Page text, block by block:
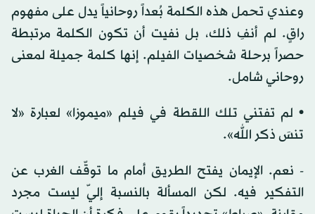
وعندي تحمل هذه الكلمة بُعداً روحانياً يدل على مفهوم
راقٍ. لم أنفِ ذلك، بل نفيت أن تكون الكلمة مرتبطة
حصراً برحلة شخصيات الفيلم. إنها كلمة جميلة لمعنى
روحاني شامل.
• لم تفتني تلك اللقطة في فيلم «ميموزا» لعبارة «لا
تنسَ ذكر الله».
- نعم. الإيمان يفتح الطريق أمام ما توقّف الغرب عن
التفكير فيه. لكن المسألة بالنسبة إليّ ليست مجرد